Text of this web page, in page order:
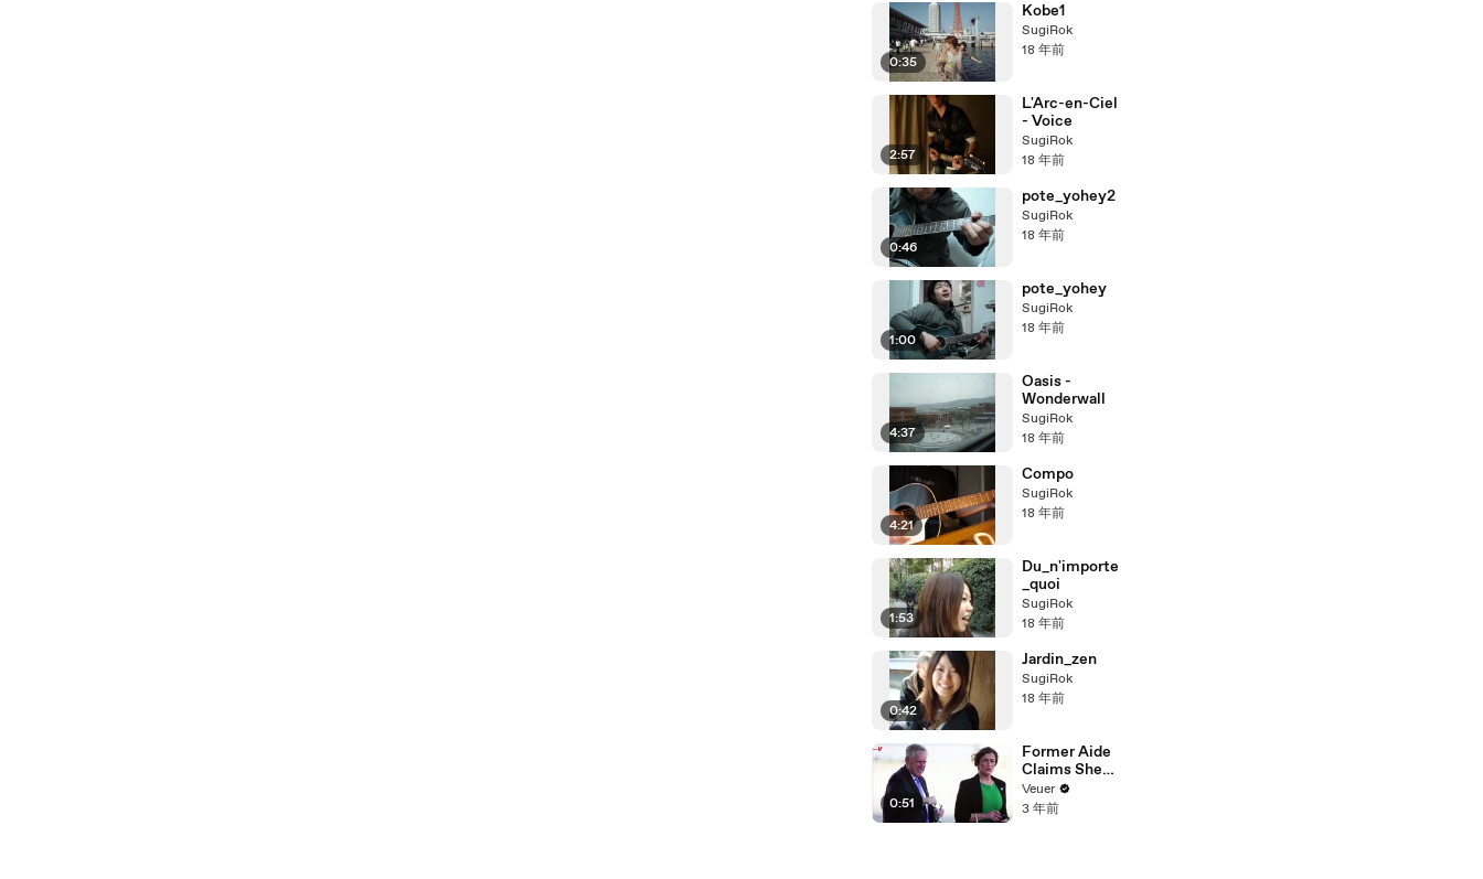
0:35
Kobe1
SugiRok
18 年前
2:57
L'Arc-en-Ciel
- Voice
SugiRok
18 年前
0:46
pote_yohey2
SugiRok
18 年前
1:00
pote_yohey
SugiRok
18 年前
4:37
Oasis -
Wonderwall
SugiRok
18 年前
4:21
Compo
SugiRok
18 年前
1:53
Du_n'importe
_quoi
SugiRok
18 年前
0:42
Jardin_zen
SugiRok
18 年前
0:51
Former Aide
Claims She
Was Asked to
Make a ‘Hit
Veuer
3 年前